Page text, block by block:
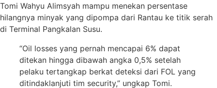
Tomi Wahyu Alimsyah mampu menekan persentase
hilangnya minyak yang dipompa dari Rantau ke titik serah
di Terminal Pangkalan Susu.
“Oil losses yang pernah mencapai 6% dapat
ditekan hingga dibawah angka 0,5% setelah
pelaku tertangkap berkat deteksi dari FOL yang
ditindaklanjuti tim security,” ungkap Tomi.